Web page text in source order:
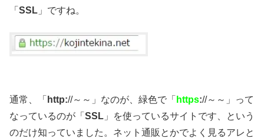
「 SSL 」ですね。
通常、「 http://～～」なのが、緑色で「 https://～～」って
なっているのが「 SSL 」を使っているサイトです、という
のだけ知っていました。ネット通販とかでよく見るアレと